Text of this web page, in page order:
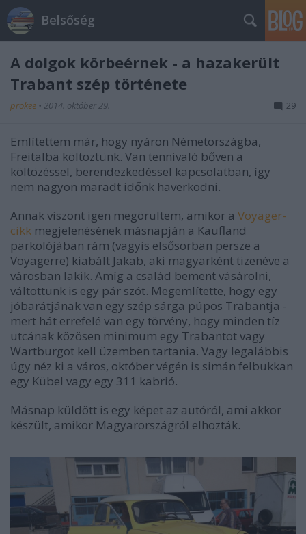
Belsőség
A dolgok körbeérnek - a hazakerült
Trabant szép története
prokee • 2014. október 29. 29
Említettem már, hogy nyáron Németországba,
Freitalba költöztünk. Van tennivaló bőven a
költözéssel, berendezkedéssel kapcsolatban, így
nem nagyon maradt időnk haverkodni.
Annak viszont igen megörültem, amikor a Voyager-
cikk megjelenésének másnapján a Kaufland
parkolójában rám (vagyis elsősorban persze a
Voyagerre) kiabált Jakab, aki magyarként tizenéve a
városban lakik. Amíg a család bement vásárolni,
váltottunk is egy pár szót. Megemlítette, hogy egy
jóbarátjának van egy szép sárga púpos Trabantja -
mert hát errefelé van egy törvény, hogy minden tíz
utcának közösen minimum egy Trabantot vagy
Wartburgot kell üzemben tartania. Vagy legalábbis
úgy néz ki a város, október végén is simán felbukkan
egy Kübel vagy egy 311 kabrió.
Másnap küldött is egy képet az autóról, ami akkor
készült, amikor Magyarországról elhozták.